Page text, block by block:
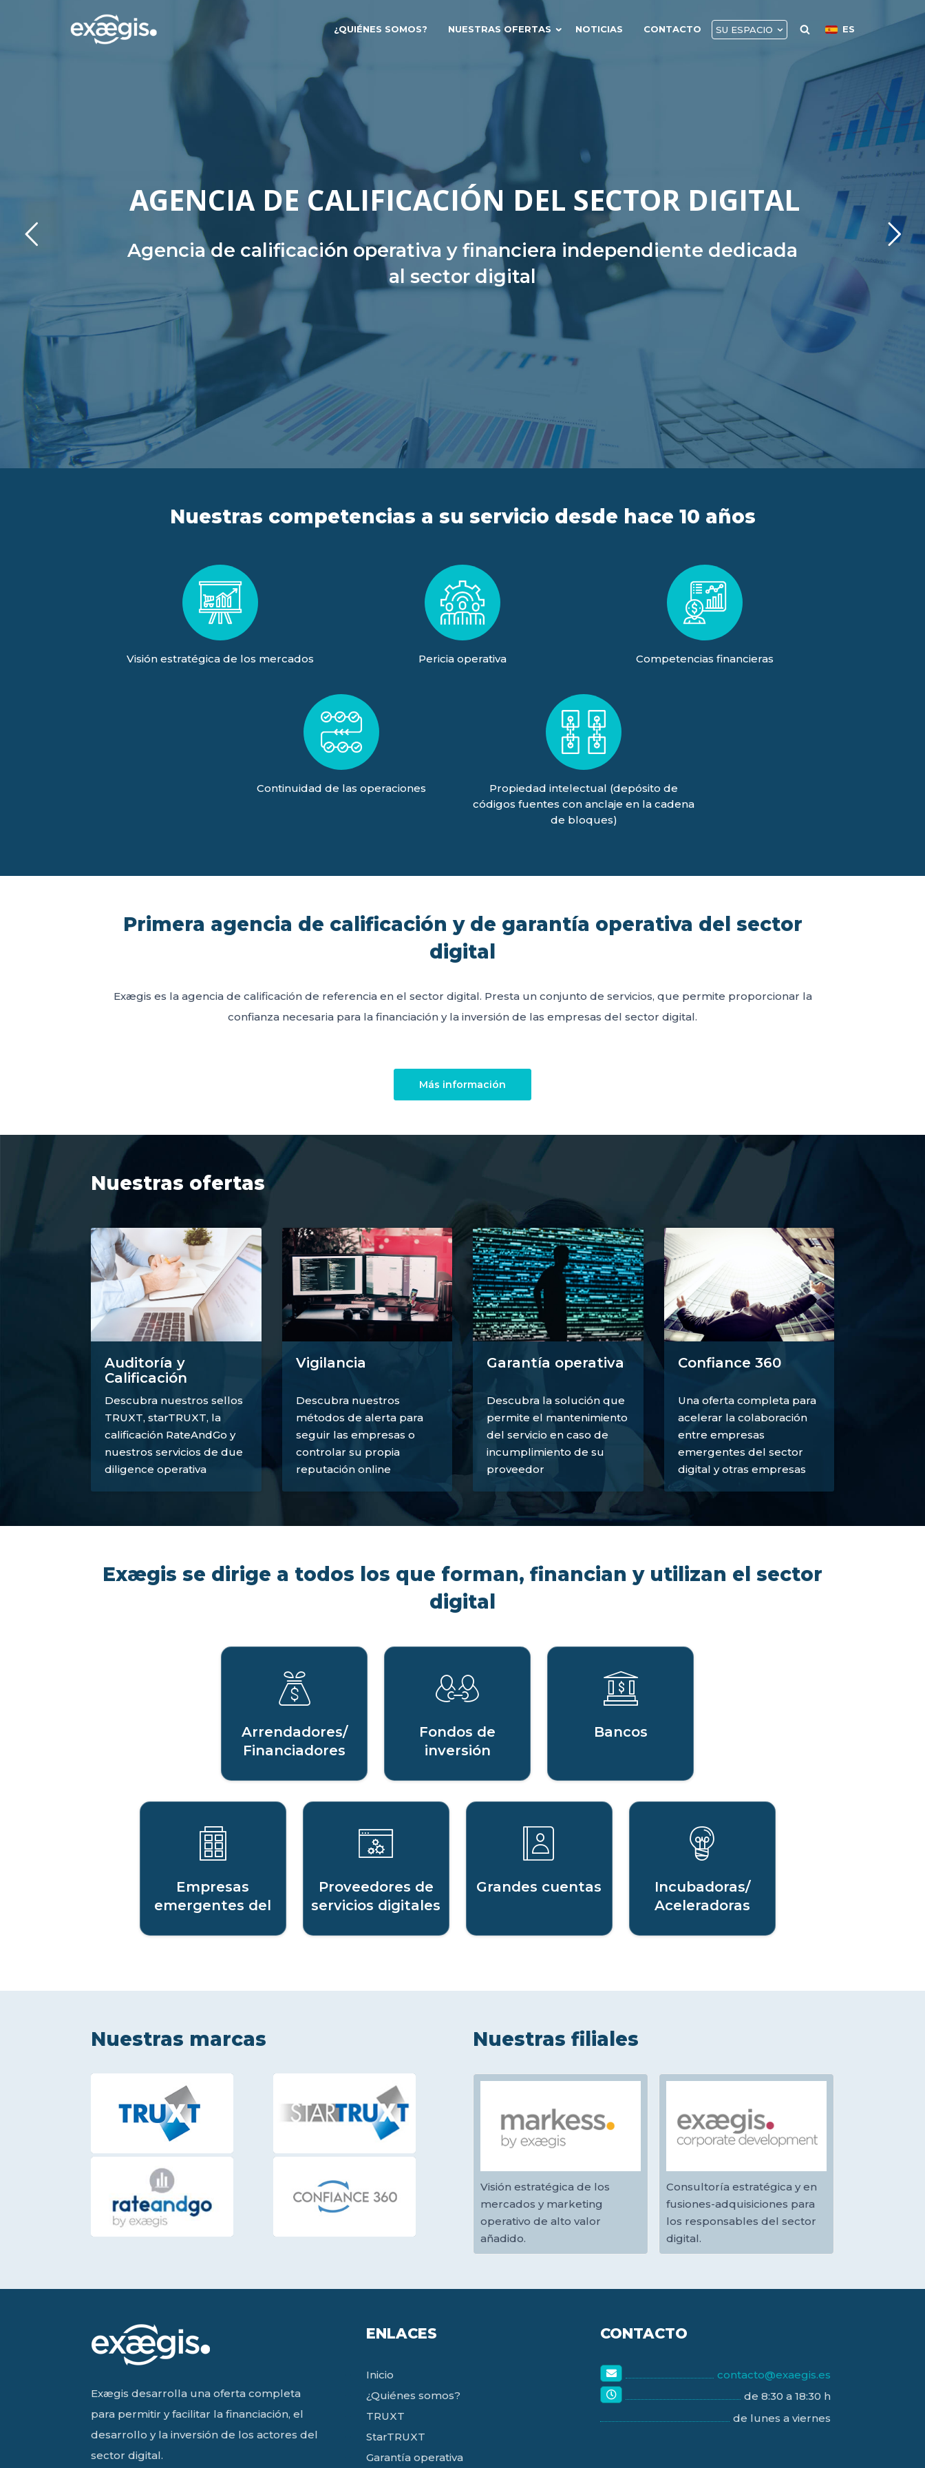
¿QUIÉNES SOMOS? NUESTRAS OFERTAS NOTICIAS CONTACTO SU ESPACIO ES
Agencia de calificación operativa y financiera independiente dedicada
al sector digital
AGENCIA DE CALIFICACIÓN DEL SECTOR DIGITAL
Nuestras competencias a su servicio desde hace 10 años
Visión estratégica de los mercados Pericia operativa Competencias financieras
Continuidad de las operaciones
Propiedad intelectual (depósito de
códigos fuentes con anclaje en la cadena
de bloques)
Primera agencia de calificación y de garantía operativa del sector
digital
Exægis es la agencia de calificación de referencia en el sector digital. Presta un conjunto de servicios, que permite proporcionar la
confianza necesaria para la financiación y la inversión de las empresas del sector digital.
Más información
Nuestras ofertas
Auditoría y
Calificación
Descubra nuestros sellos
TRUXT, starTRUXT, la
calificación RateAndGo y
nuestros servicios de due
diligence operativa
Vigilancia
Descubra nuestros
métodos de alerta para
seguir las empresas o
controlar su propia
reputación online
Garantía operativa
Descubra la solución que
permite el mantenimiento
del servicio en caso de
incumplimiento de su
proveedor
Confiance 360
Una oferta completa para
acelerar la colaboración
entre empresas
emergentes del sector
digital y otras empresas
Exægis se dirige a todos los que forman, financian y utilizan el sector
digital
Arrendadores/
Financiadores
Fondos de
inversión
Bancos
Empresas
emergentes del
Proveedores de
servicios digitales
Grandes cuentas
Incubadoras/
Aceleradoras
Nuestras marcas Nuestras filiales
Visión estratégica de los
mercados y marketing
operativo de alto valor
añadido.
Consultoría estratégica y en
fusiones-adquisiciones para
los responsables del sector
digital.
Exægis desarrolla una oferta completa
para permitir y facilitar la financiación, el
desarrollo y la inversión de los actores del
sector digital.
ENLACES
Inicio
¿Quiénes somos?
TRUXT
StarTRUXT
Garantía operativa
CONTACTO
contacto@exaegis.es
de 8:30 a 18:30 h
de lunes a viernes